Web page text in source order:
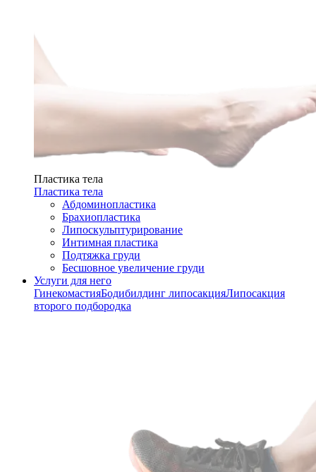
Пластика тела
Пластика тела
Абдоминопластика
Брахиопластика
Липоскульптурирование
Интимная пластика
Подтяжка груди
Бесшовное увеличение груди
Услуги для него
ГинекомастияБодибилдинг липосакцияЛипосакция
второго подбородка